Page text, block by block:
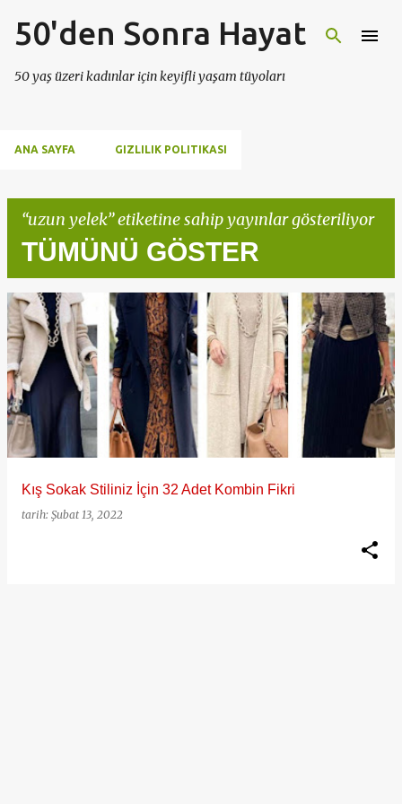
Ana içeriğe atla
50'den Sonra Hayat
50 yaş üzeri kadınlar için keyifli yaşam tüyoları
ANA SAYFA GIZLILIK POLITIKASI
uzun yelek etiketine sahip yayınlar gösteriliyor
TÜMÜNÜ GÖSTER
K
a
y
t
Kış Sokak Stiliniz İçin 32 Adet Kombin Fikri
tarih: Şubat 13, 2022